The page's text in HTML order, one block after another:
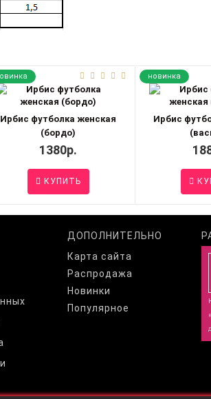
Ирбис футболка женская
(бордо)
1380р.
КУПИТЬ
новинка
Ирбис
ДОПОЛНИТЕЛЬНО
Карта сайта
Распродажа
Новинки
Популярное